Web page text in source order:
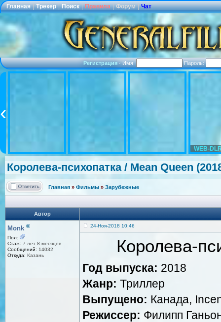
Главная | Трекер | Поиск | Правила | Форум | Чат
Регистрация·Имя: Пароль:
WEB-
Королева-психопатка / Mean Queen
Главная » Фильмы » Зарубежные
Автор
Monk ®
Пол:
Стаж: 7 лет 8 месяцев
Сообщений: 14032
Откуда: Казань
24-Ноя-2018 10:46
Королева-
Год выпуска: 2018
Жанр: Триллер
Выпущено: Канада,
Режиссер: Филипп